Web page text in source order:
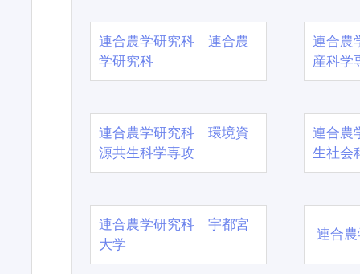
連合農学研究科 連合農
学研究科
連合農
産科学
連合農学研究科 環境資
源共生科学専攻
連合農
生社会
連合農学研究科 宇都宮
大学
連合